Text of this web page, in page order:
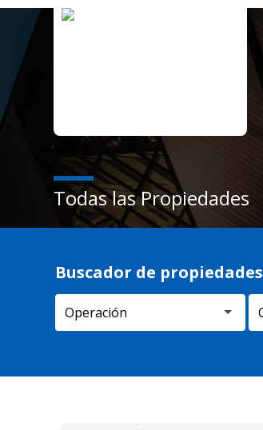
Todas las Propiedades
Buscador de propiedades